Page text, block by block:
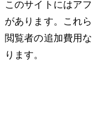
このサイトにはア
があります。これ
閲覧者の追加費用
ります。